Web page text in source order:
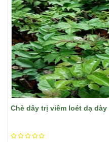
Chè dây trị viêm loét dạ